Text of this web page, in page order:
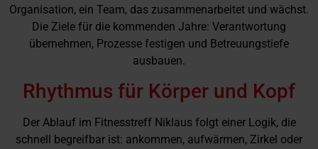
Organisation, ein Team, das zusammenarbeitet und wächst.
Die Ziele für die kommenden Jahre: Verantwortung
übernehmen, Prozesse festigen und Betreuungstiefe
ausbauen.
Rhythmus für Körper und Kopf
Der Ablauf im Fitnesstreff Niklaus folgt einer Logik, die
schnell begreifbar ist: ankommen, aufwärmen, Zirkel oder